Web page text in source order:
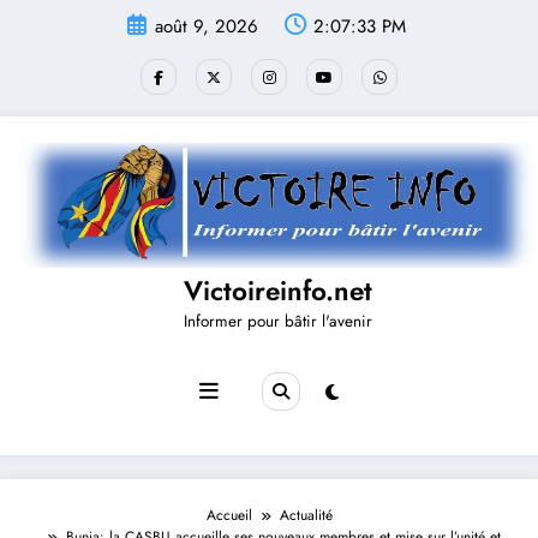
août 9, 2026 2:07:33 PM
Victoireinfo.net
Informer pour bâtir l'avenir
Accueil
Actualité